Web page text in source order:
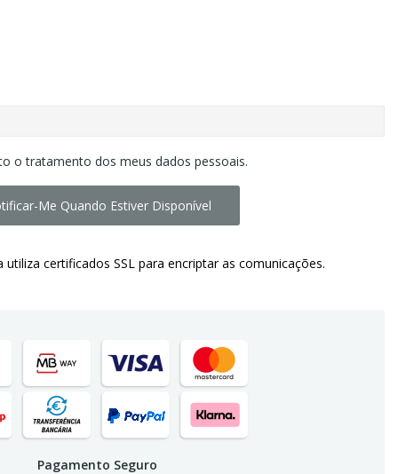
o tratamento dos meus dados pessoais.
Me Quando Estiver Disponível
utiliza certificados SSL para encriptar as comunicações.
Pagamento Seguro